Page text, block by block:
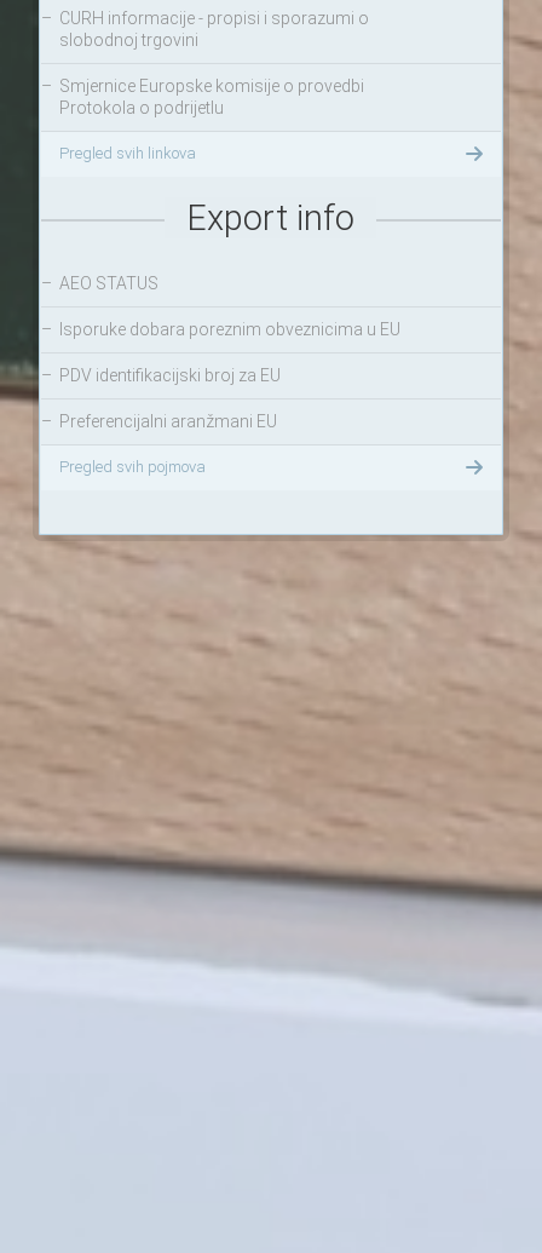
– CURH informacije - propisi i sporazumi o
slobodnoj trgovini
– Smjernice Europske komisije o provedbi
Protokola o podrijetlu
Pregled svih linkova
Export info
– AEO STATUS
– Isporuke dobara poreznim obveznicima u EU
– PDV identifikacijski broj za EU
– Preferencijalni aranžmani EU
Pregled svih pojmova